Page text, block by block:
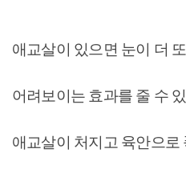
애교살이 있으면 눈이 더
어려보이는 효과를 줄 수
애교살이 처지고 육안으로